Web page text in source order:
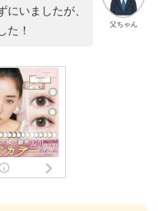
父ちゃん
にいましたが、
た！